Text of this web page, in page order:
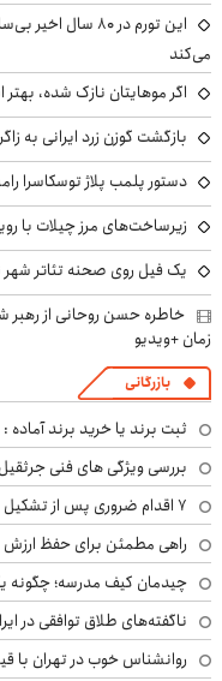
این تورم در ۸۰
می‌کند
اگر موهایتان نازک شده،
بازگشت گوزن زرد ایرانی به
دستور پلمب پلاژ توسکاسرا
زیرساخت‌های مرز چیلات با
یک فیل روی صحنه تئاتر
خاطره حسن روحانی از رهبر
زمان +ویدیو
بازرگانی
ثبت برند یا خرید برند
بررسی ویژگی های فنی
۷ اقدام ضروری پس از تشکیل پرونده مواد مخدر؛ راهنمای خانواده‌ها
راهی مطمئن برای حفظ ارزش
چیدمان کیف مدرسه؛
ناگفته‌های طلاق توافقی
روانشناس خوب در تهران با